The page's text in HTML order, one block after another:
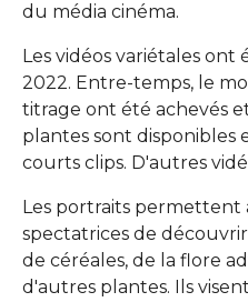
du média cinéma.
Les vidéos variétales
2022. Entre-temps, le
titrage ont été achevés
plantes sont disponibles
courts clips. D'autres
Les portraits permettent
spectatrices de
de céréales, de la flore
d'autres plantes. Ils